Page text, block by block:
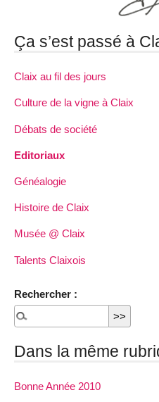
Ça s’est passé à
Claix au fil des jours
Culture de la vigne à Claix
Débats de société
Editoriaux
Généalogie
Histoire de Claix
Musée @ Claix
Talents Claixois
Rechercher :
Dans la même
Bonne Année 2010